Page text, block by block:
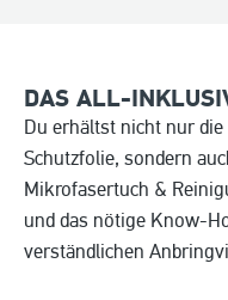
DAS ALL-
Du erhältst nicht nur
Schutzfolie, sondern
Mikrofasertuch &
und das nötige Know-
verständlichen